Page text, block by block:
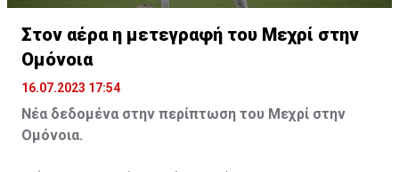
Στον αέρα η μετεγραφή του Μεχρί στην
Ομόνοια
16.07.2023 17:54
Νέα δεδομένα στην περίπτωση του Μεχρί στην
Ομόνοια.